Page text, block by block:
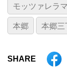
モッツァレラ
本郷 本郷三
SHARE